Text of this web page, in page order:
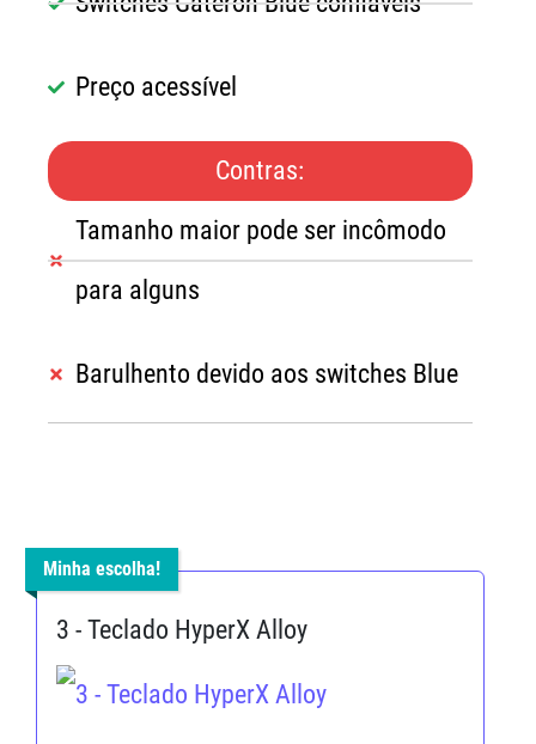
Preço acessível
Contras:
Tamanho maior pode ser incômodo
para alguns
Barulhento devido aos switches Blue
Minha escolha!
3 - Teclado HyperX Alloy